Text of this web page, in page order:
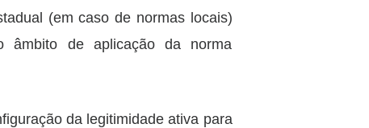
(em caso de normas locais)
âmbito de aplicação da norma
da legitimidade ativa para